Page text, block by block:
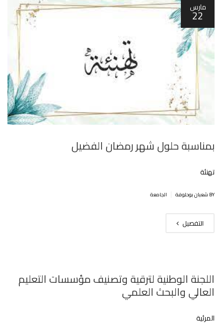
مارس
22
بمناسبة حلول شهر رمضان الفضيل
تهنئة
BY شعبان بوحلوفة الجامعة
التفصيل
اللجنة الوطنية لترقية وتصنيف مؤسسات التعليم
العالي والبحث العلمي
المرئية